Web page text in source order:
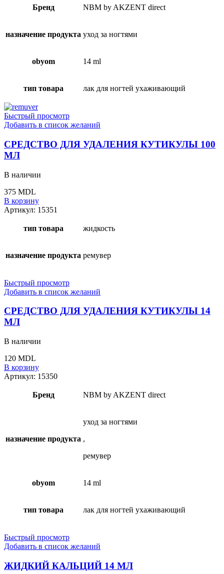
Бренд NBM by AKZENT direct
назначение продукта уход за ногтями
obyom 14 ml
тип товара лак для ногтей ухаживающий
Быстрый просмотр
Добавить в список желаний
СРЕДСТВО ДЛЯ УДАЛЕНИЯ КУТИКУЛЫ 100
МЛ
В наличии
375 MDL
В корзину
Артикул: 15351
тип товара жидкость
назначение продукта ремувер
Быстрый просмотр
Добавить в список желаний
СРЕДСТВО ДЛЯ УДАЛЕНИЯ КУТИКУЛЫ 14
МЛ
В наличии
120 MDL
В корзину
Артикул: 15350
Бренд NBM by AKZENT direct
назначение продукта
уход за ногтями
,
ремувер
obyom 14 ml
тип товара лак для ногтей ухаживающий
Быстрый просмотр
Добавить в список желаний
ЖИДКИЙ КАЛЬЦИЙ 14 МЛ